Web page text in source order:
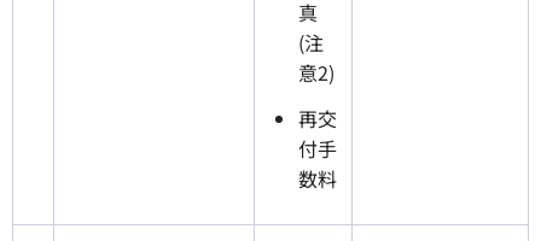
真
(注
意2)
再交
付手
数料